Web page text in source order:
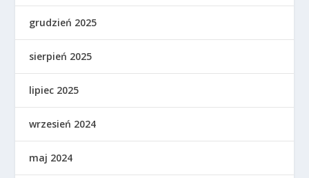
grudzień 2025
sierpień 2025
lipiec 2025
wrzesień 2024
maj 2024